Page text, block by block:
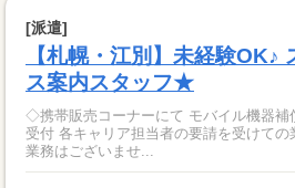
[派遣]
【札幌・江別】未経験OK♪
ス案内スタッフ★
◇携帯販売コーナーにて モバイル機器補
受付 各キャリア担当者の要請を受けて
業務はございませ...